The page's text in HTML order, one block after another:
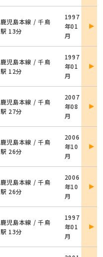
鹿児島本線 / 千鳥
駅 13分
1997
年01
月
詳
鹿児島本線 / 千鳥
駅 12分
1997
年01
月
詳
鹿児島本線 / 千鳥
駅 27分
2007
年08
月
詳
鹿児島本線 / 千鳥
駅 26分
2006
年10
月
詳
鹿児島本線 / 千鳥
駅 26分
2006
年10
月
詳
鹿児島本線 / 千鳥
駅 13分
1997
年01
月
詳